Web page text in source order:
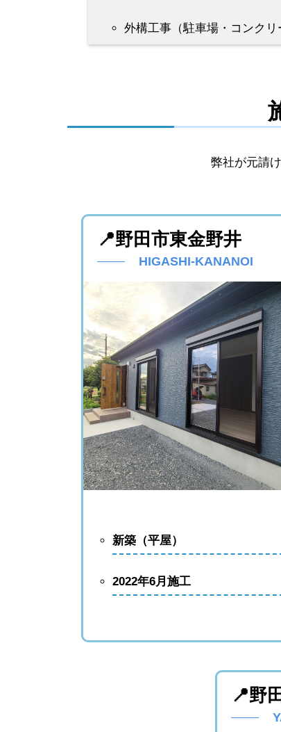
外構工事 （駐車場・コンク
弊社が元請
📍野田市東金野井
HIGASHI-KANANOI
新築（平屋）
2022年6月施工
📍野